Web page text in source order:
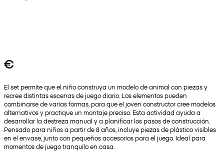
€
El set permite que el niño construya un modelo de animal con piezas y
recree distintas escenas de juego diario. Los elementos pueden
combinarse de varias formas, para que el joven constructor cree modelos
alternativos y practique un montaje preciso. Esta actividad ayuda a
desarrollar la destreza manual y a planificar los pasos de construcción.
Pensado para niños a partir de 8 años, incluye piezas de plástico visibles
en el envase, junto con pequeños accesorios para el juego. Ideal para
momentos de juego tranquilo en casa.